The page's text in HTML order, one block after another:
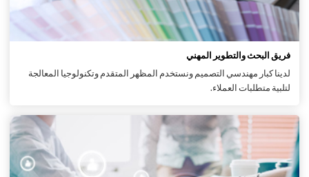
فريق البحث والتطوير المهني
لدينا كبار مهندسي التصميم ونستخدم المظهر المتقدم وتكنولوجيا المعالجة
لتلبية متطلبات العملاء.